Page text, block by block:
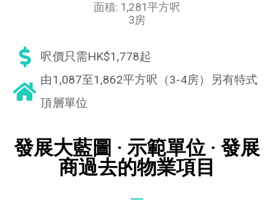
面積: 1,281平方呎
3房
呎價只需HK$1,778起
由1,087至1,862平方呎（3-4房）另有特式
頂層單位
發展大藍圖 · 示範單位 · 發展
商過去的物業項目